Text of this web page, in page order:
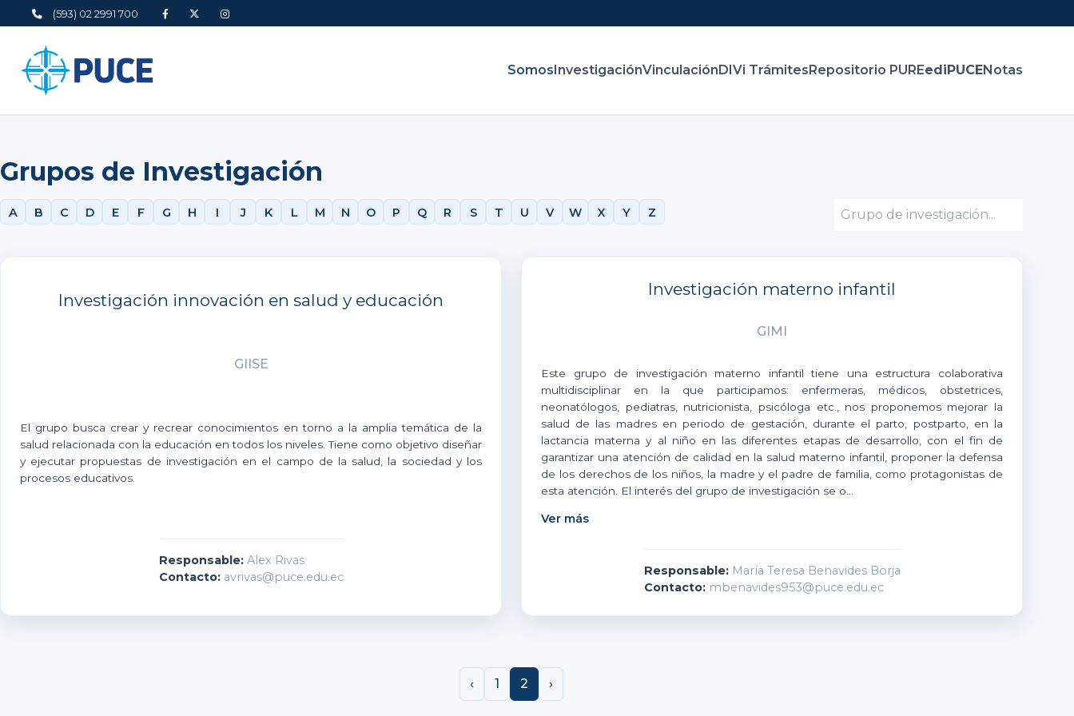
(593) 02 2991 700
Somos InvestigaciónVinculación DIVi Trámites Repositorio PUREediPUCENotas
Grupos de Investigación
A B C D E F G H I J K L M N O P Q R S T U V W X Y Z
Investigación innovación en salud y educación
GIISE
El grupo busca crear y recrear conocimientos en torno a la amplia temática de la
salud relacionada con la educación en todos los niveles. Tiene como objetivo diseñar
y ejecutar propuestas de investigación en el campo de la salud, la sociedad y los
procesos educativos.
Responsable:Alex Rivas
Contacto:avrivas@puce.edu.ec
Investigación materno infantil
GIMI
Este grupo de investigación materno infantil tiene una estructura colaborativa
multidisciplinar en la que participamos: enfermeras, médicos, obstetrices,
neonatólogos, pediatras, nutricionista, psicóloga etc., nos proponemos mejorar la
salud de las madres en periodo de gestación, durante el parto, postparto, en la
lactancia materna y al niño en las diferentes etapas de desarrollo, con el fin de
garantizar una atención de calidad en la salud materno infantil, proponer la defensa
de los derechos de los niños, la madre y el padre de familia, como protagonistas de
esta atención. El interés del grupo de investigación se o...
Ver más
Responsable:María Teresa Benavides Borja
Contacto:mbenavides953@puce.edu.ec
‹ 1 2 ›